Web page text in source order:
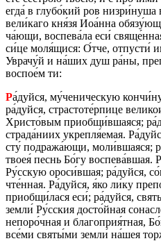
егда́ в глубо́кий ров
вели́каго кня́зя Иоа́нна
ча́ющи, вос­пе­ва́ла еси́
си́це моля́щися: О́тче, от­пу­сти́
Увра­чу́й и на́ших душ ра́ны,
вос­пое́м ти:
Ра́дуйся, му́че­ни­че­скую
ра́дуйся, стра­сто­те́рпице
Хри­сто́вым при­об­щи́вша­я­ся;
стра­да́ниих укреп­ля́емая.
сту́ под­ра­жа́ющи, моли́вша­я­ся;
твоея́ песнь Бо́гу
Ру́сскую ороси́вшая; ра́дуйся,
чте́нная. Ра́дуйся, я́ко ли́ку
при­об­щи́лася еси́; ра́дуйся,
земли́ Ру́сския досто́йная
непо­ро́чная и бла­го­прия́тная,
все́ми святы́ми земли́ на́шея